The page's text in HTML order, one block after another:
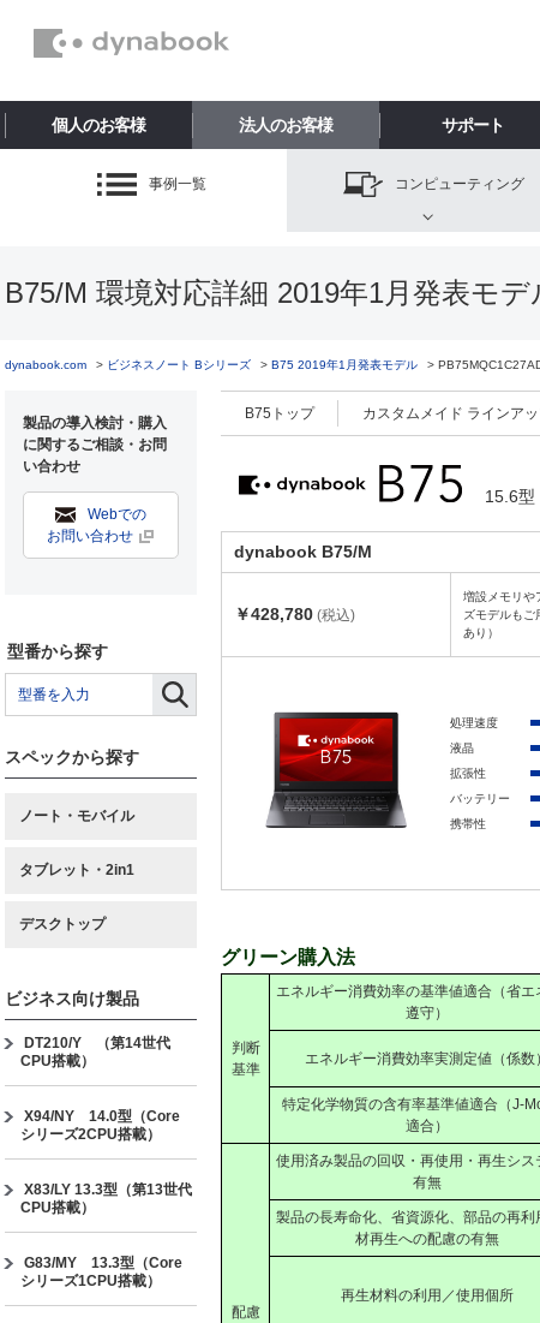
個人のお客様 法人のお客様 サポート
事例一覧 コンピューティング
B75/M 環境対応詳細 2019年1月発表モ
dynabook.com ビジネスノート Bシリーズ B75 2019年1月発表モデル
製品の導入検討・購入
に関するご相談・お問
い合わせ
Webでの
お問い合わせ
型番から探す
スペックから探す
ノート・モバイル
タブレット・2in1
デスクトップ
ビジネス向け製品
DT210/Y （第14世代
CPU搭載）
X94/NY 14.0型（Core
シリーズ2CPU搭載）
X83/LY 13.3型（第13世代
CPU搭載）
G83/MY 13.3型（Core
シリーズ1CPU搭載）
B75トップ カスタムメイド ラインア
15.6型
dynabook B75/M
￥428,780 (税込)
増設メモリや
ズモデルもご
あり）
処理速度
液晶
拡張性
バッテリー
携帯性
グリーン購入法
判断
基準
エネルギー消費効率の基準値適合（省エ
遵守）
エネルギー消費効率実測定値（係数）
特定化学物質の含有率基準値適合（J-
適合）
配慮
使用済み製品の回収・再使用・再生シス
有無
製品の長寿命化、省資源化、部品の再利
材再生への配慮の有無
再生材料の利用／使用個所